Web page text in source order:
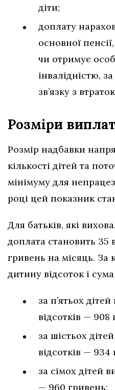
діти;
доплату
основної
чи отримує
інвалідністю,
зв’язку з
Розміри
Розмір надбавки
кількості дітей та
мінімуму для
році цей показник
Для батьків, які
доплата становить 35
гривень на місяць. За
дитину відсоток і
за п’ятьох
відсотків — 908
за шістьох
відсотків — 934
за сімох дітей
— 960 гривень;